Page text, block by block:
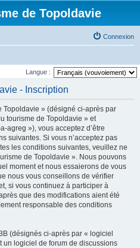
de Topoldavie
Connexion
Langue :
- Inscription
Topoldavie » (désigné ci-après par
tourisme de Topoldavie » et
agreg »), vous acceptez d’être
suivantes. Si vous n’acceptez pas
les conditions suivantes, veuillez ne
de Topoldavie ». Nous pouvons
moment et nous essaierons de vous
nous vous conseillons de vérifier
si vous continuez à participer à
que des modifications aient été
responsable des conditions
(désignés ci-après par « logiciel
un logiciel de forum de discussions